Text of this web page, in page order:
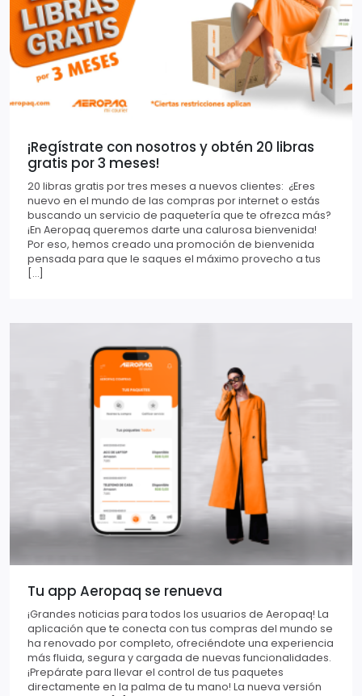
¡Regístrate con nosotros y obtén 20 libras
gratis por 3 meses!
20 libras gratis por tres meses a nuevos clientes: ¿Eres
nuevo en el mundo de las compras por internet o estás
buscando un servicio de paquetería que te ofrezca más?
¡En Aeropaq queremos darte una calurosa bienvenida!
Por eso, hemos creado una promoción de bienvenida
pensada para que le saques el máximo provecho a tus
[…]
Tu app Aeropaq se renueva
¡Grandes noticias para todos los usuarios de Aeropaq! La
aplicación que te conecta con tus compras del mundo se
ha renovado por completo, ofreciéndote una experiencia
más fluida, segura y cargada de nuevas funcionalidades.
¡Prepárate para llevar el control de tus paquetes
directamente en la palma de tu mano! La nueva versión